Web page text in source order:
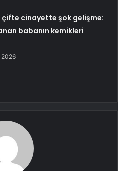
çifte cinayette şok gelişme:
babanın kemikleri
2026